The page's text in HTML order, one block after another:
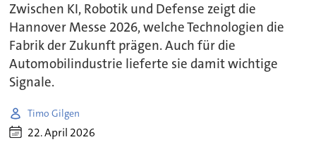
Zwischen KI, Robotik und Defense zeigt die
Hannover Messe 2026, welche Technologien die
Fabrik der Zukunft prägen. Auch für die
Automobilindustrie lieferte sie damit wichtige
Signale.
Timo Gilgen
22. April 2026